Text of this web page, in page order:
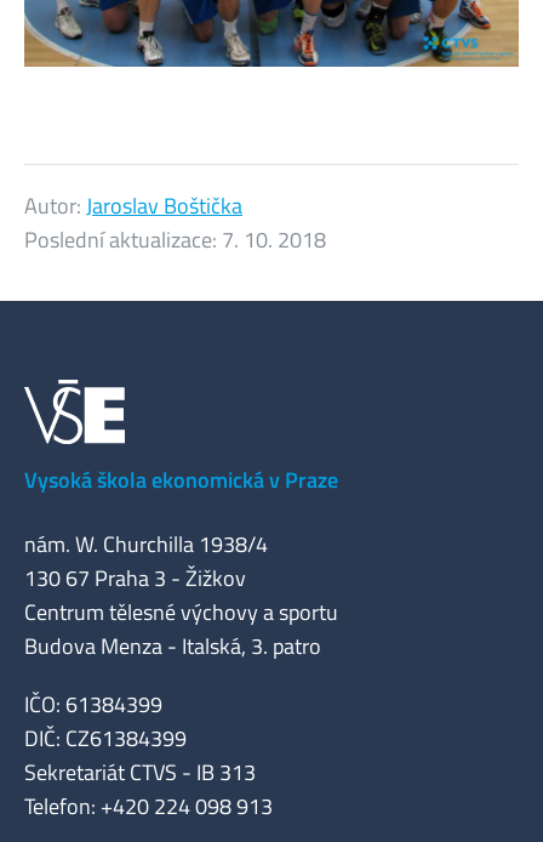
Autor:Jaroslav Boštička
Poslední aktualizace: 7. 10. 2018
Vysoká škola ekonomická v Praze
nám. W. Churchilla 1938/4
130 67 Praha 3 - Žižkov
Centrum tělesné výchovy a sportu
Budova Menza - Italská, 3. patro
IČO: 61384399
DIČ: CZ61384399
Sekretariát CTVS - IB 313
Telefon: +420 224 098 913